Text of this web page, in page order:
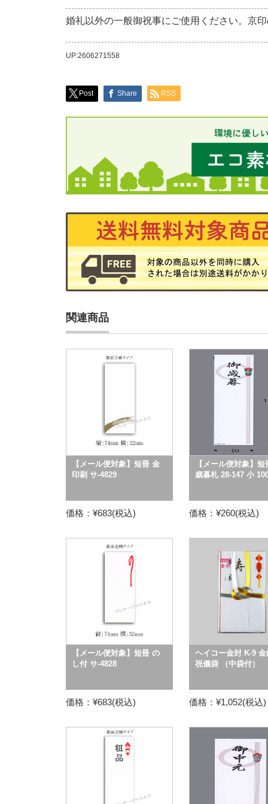
婚礼以外の一般御祝事にご使用ください。京
UP:2606271558
Post Share RSS
関連商品
【メール便対象】短冊 金
印刷 サ-4829
価格：¥683(税込)
【メール便対象】短
歳暮札 28-147 小
価格：¥260(税込)
【メール便対象】短冊 の
し付 サ-4828
価格：¥683(税込)
ヘイコー金封 K-9 金
祝儀袋 （中袋付）
価格：¥1,052(税込)